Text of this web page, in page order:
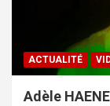
ACTUALITÉ
Adèle